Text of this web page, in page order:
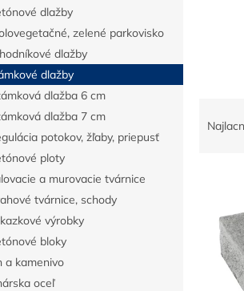
dlažby
zelené parkovisko
dlažby
dlažby
dlažba 6 cm
dlažba 7 cm
potokov, žľaby, priepusť
ploty
a murovacie tvárnice
tvárnice, schody
výrobky
bloky
a kamenivo
oceľ